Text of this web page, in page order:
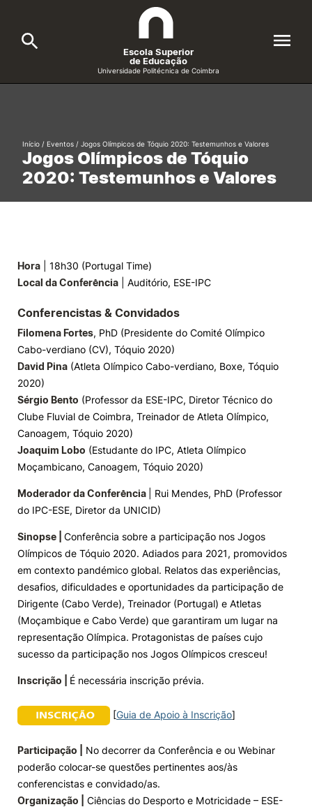
Cursos
Candidatos
Investigação e Projetos
Knowledge Factory
Candidaturas
Elogio / Sugestão / Reclamação Contactos
©2026 Instituto Politécnico de Coimbra. Todos os direitos reservados.
Escola Superior
de Educação
Universidade Politécnica de Coimbra
Formative Offer General
Jogos Olímpicos de Tóquio
2020: Testemunhos e Valores
Início / Eventos / Jogos Olímpicos de Tóquio 2020: Testemunhos e Valores
Hora | 18h30 (Portugal Time)
Local da Conferência | Auditório, ESE-IPC
Conferencistas & Convidados
Filomena Fortes, PhD (Presidente do Comité Olímpico
Cabo-verdiano (CV), Tóquio 2020)
David Pina (Atleta Olímpico Cabo-verdiano, Boxe, Tóquio
2020)
Sérgio Bento (Professor da ESE-IPC, Diretor Técnico do
Clube Fluvial de Coimbra, Treinador de Atleta Olímpico,
Canoagem, Tóquio 2020)
Joaquim Lobo (Estudante do IPC, Atleta Olímpico
Moçambicano, Canoagem, Tóquio 2020)
Moderador da Conferência
| Rui Mendes, PhD (Professor
do IPC-ESE, Diretor da UNICID)
Sinopse | Conferência sobre a participação nos Jogos
Olímpicos de Tóquio 2020. Adiados para 2021, promovidos
em contexto pandémico global. Relatos das experiências,
desafios, dificuldades e oportunidades da participação de
Dirigente (Cabo Verde), Treinador (Portugal) e Atletas
(Moçambique e Cabo Verde) que garantiram um lugar na
representação Olímpica. Protagonistas de países cujo
sucesso da participação nos Jogos Olímpicos cresceu!
Inscrição | É necessária inscrição prévia.
[Guia de Apoio à Inscrição]
Participação |
No decorrer da Conferência e ou Webinar
poderão colocar-se questões pertinentes aos/às
conferencistas e convidado/as.
Organização |
Ciências do Desporto e Motricidade – ESE-